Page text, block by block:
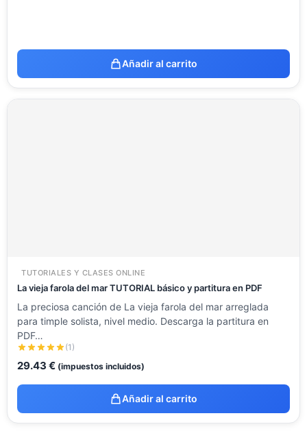
Añadir al carrito
TUTORIALES Y CLASES ONLINE
La vieja farola del mar TUTORIAL básico y partitura en PDF
La preciosa canción de La vieja farola del mar arreglada
para timple solista, nivel medio. Descarga la partitura en
PDF…
(1)
29.43 € (impuestos incluidos)
Añadir al carrito